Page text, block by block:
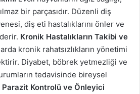
bir parçasıdır. Düzenli diş
diş eti hastalıklarını önler ve
Kronik Hastalıkların Takibi ve
kronik rahatsızlıkların yönetimi
Diyabet, böbrek yetmezliği ve
tedavisinde bireysel
Parazit Kontrolü ve Önleyici